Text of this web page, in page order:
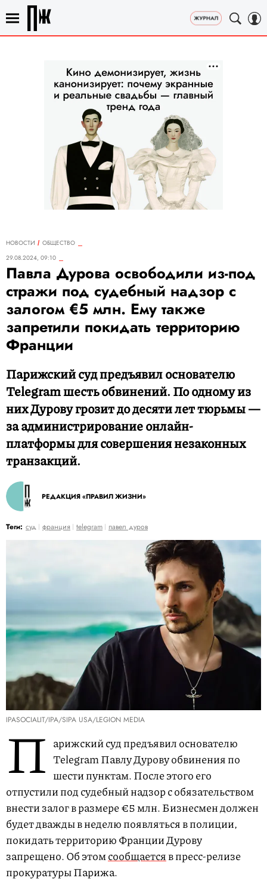
НОВОСТИ
ОБЩЕСТВО
29.08.2024, 09:10
Павла Дурова освободили из-под
стражи под судебный надзор с
залогом €5 млн. Ему также
запретили покидать территорию
Франции
Парижский суд предъявил основателю
Telegram шесть обвинений. По одному из
них Дурову грозит до десяти лет тюрьмы —
за администрирование онлайн-
платформы для совершения незаконных
транзакций.
РЕДАКЦИЯ «ПРАВИЛ ЖИЗНИ»
Теги: суд франция telegram павел дуров
IPASOCIALIT/IPA/SIPA USA/LEGION MEDIA
П арижский суд предъявил основателю
Telegram Павлу Дурову обвинения по
шести пунктам. После этого его
отпустили под судебный надзор с обязательством
внести залог в размере €5 млн. Бизнесмен должен
будет дважды в неделю появляться в полиции,
покидать территорию Франции Дурову
запрещено. Об этомсообщаетсяв пресс-релизе
прокуратуры Парижа.